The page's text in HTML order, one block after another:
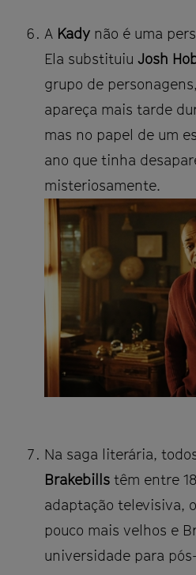
A Kady não é uma
Ela substituiu Josh
grupo de
apareça mais tarde
mas no papel de um
ano que tinha
misteriosamente.
Na saga literária,
Brakebills têm entre
adaptação televisiva,
pouco mais velhos e
universidade para